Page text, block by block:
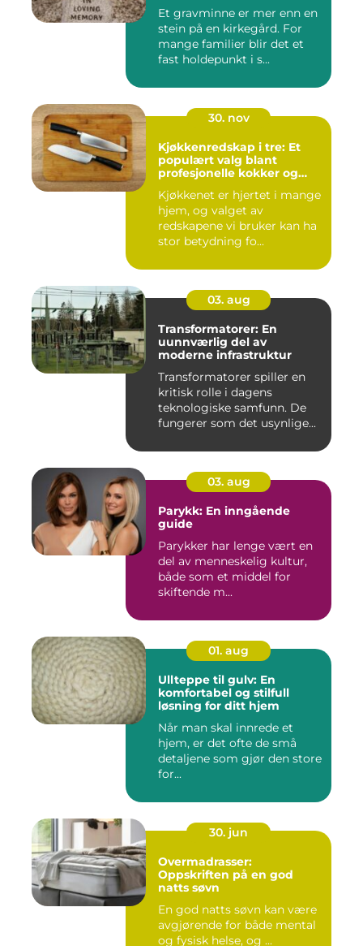
Et gravminne er mer enn en
stein på en kirkegård. For
mange familier blir det et
fast holdepunkt i s...
30. nov
Kjøkkenredskap i tre: Et
populært valg blant
profesjonelle kokker og
Kjøkkenet er hjertet i mange
hjem, og valget av
redskapene vi bruker kan ha
stor betydning fo...
03. aug
Transformatorer: En
uunnværlig del av
moderne infrastruktur
Transformatorer spiller en
kritisk rolle i dagens
teknologiske samfunn. De
fungerer som det usynlige...
03. aug
Parykk: En inngående
guide
Parykker har lenge vært en
del av menneskelig kultur,
både som et middel for
skiftende m...
01. aug
Ullteppe til gulv: En
komfortabel og stilfull
løsning for ditt hjem
Når man skal innrede et
hjem, er det ofte de små
detaljene som gjør den store
for...
30. jun
Overmadrasser:
Oppskriften på en god
natts søvn
En god natts søvn kan være
avgjørende for både mental
og fysisk helse, og ...